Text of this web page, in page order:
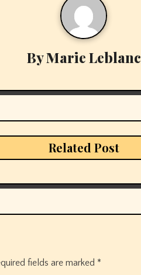
ByMarie Leblanc
Related Post
fields are marked *